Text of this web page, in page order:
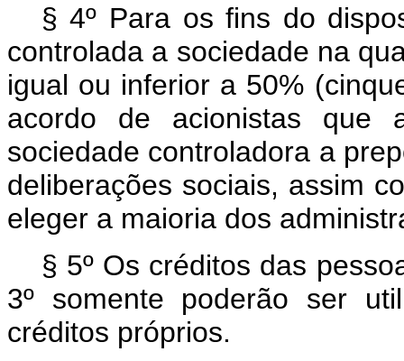
§ 4º Para os fins do
controlada a sociedade na
igual ou inferior a 50%
acordo de acionistas que
sociedade controladora a
deliberações sociais, assim
eleger a maioria dos
§ 5º Os créditos das
3º somente poderão ser
créditos próprios.